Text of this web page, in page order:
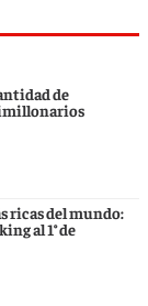
de
ricas del mundo:
al 1° de